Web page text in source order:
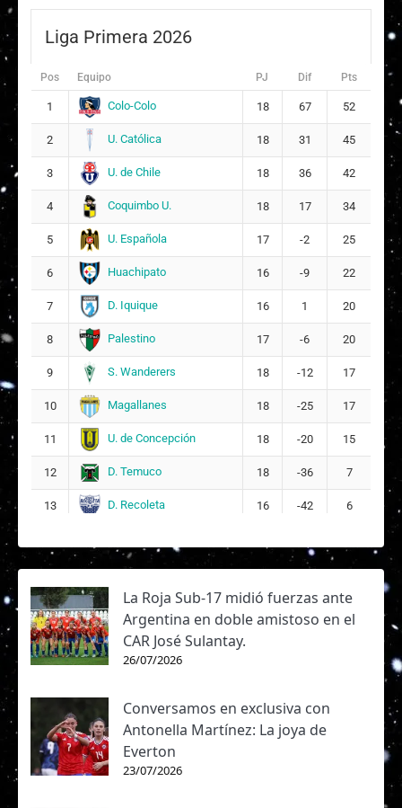
Liga Primera 2026
Pos Equipo PJ Dif Pts
1 Colo-Colo 18 67 52
2 U. Católica 18 31 45
3 U. de Chile 18 36 42
4 Coquimbo U. 18 17 34
5 U. Española 17 -2 25
6 Huachipato 16 -9 22
7 D. Iquique 16 1 20
8 Palestino 17 -6 20
9 S. Wanderers 18 -12 17
10 Magallanes 18 -25 17
11 U. de Concepción 18 -20 15
12 D. Temuco 18 -36 7
13 D. Recoleta 16 -42 6
La Roja Sub-17 midió fuerzas ante
Argentina en doble amistoso en el
CAR José Sulantay.
26/07/2026
Conversamos en exclusiva con
Antonella Martínez: La joya de
Everton
23/07/2026